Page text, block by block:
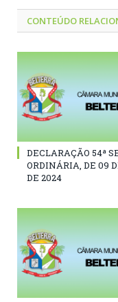
CONTEÚDO
DECLARAÇÃO 54ª
ORDINÁRIA, DE 09
DE 2024